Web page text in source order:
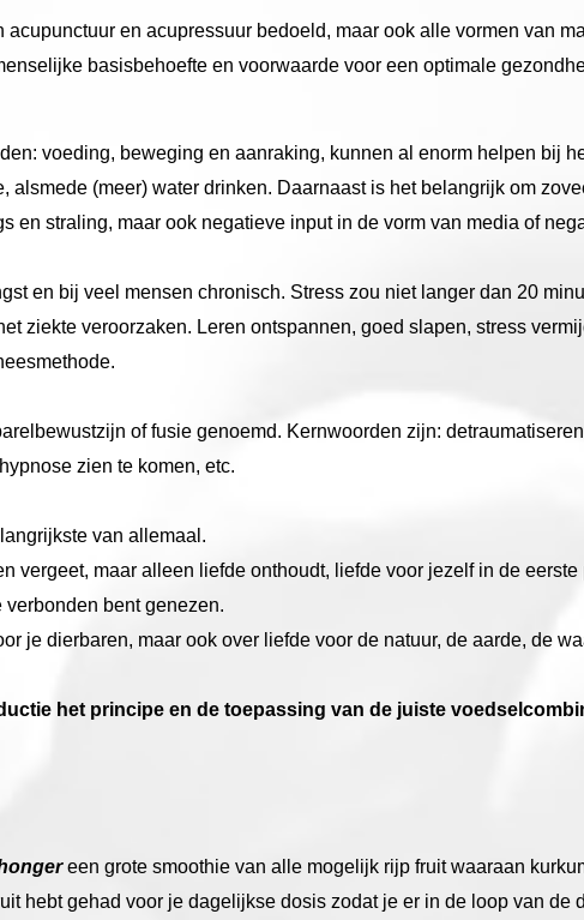
acupunctuur en acupressuur bedoeld, maar ook alle vormen van
basisbehoefte en voorwaarde voor een optimale
voeding, beweging en aanraking, kunnen al enorm helpen bij
alsmede (meer) water drinken. Daarnaast is het belangrijk om
en straling, maar ook negatieve input in de vorm van media of
en bij veel mensen chronisch. Stress zou niet langer dan 20
ziekte veroorzaken. Leren ontspannen, goed slapen, stress
of fusie genoemd. Kernwoorden zijn:
zien te komen, etc.
van allemaal.
vergeet, maar alleen liefde onthoudt, liefde voor jezelf in de
bent genezen.
je dierbaren, maar ook over liefde voor de natuur, de aarde, de
het principe en de toepassing van de juiste
een grote smoothie van alle mogelijk rijp fruit waaraan
hebt gehad voor je dagelijkse dosis zodat je er in de loop van de